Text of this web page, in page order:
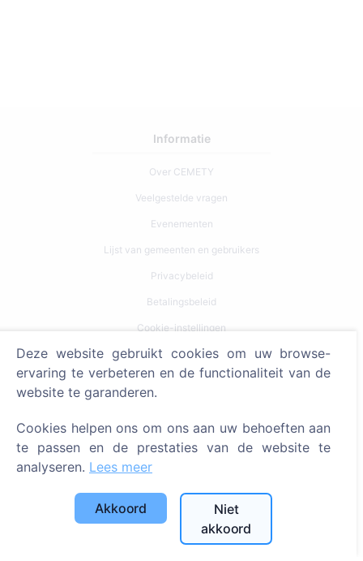
Informatie
Over CEMETY
Veelgestelde vragen
Evenementen
Lijst van gemeenten en gebruikers
Privacybeleid
Betalingsbeleid
Cookie-instellingen
Zoeken
Zoeken naar overledenen
Zoeken naar begraafplaatsen
Diensten
Contacten
SIA "CEMETY", LV40103618951
Deze website gebruikt cookies om uw browse-
ervaring te verbeteren en de functionaliteit van de
website te garanderen.
Cookies helpen ons om ons aan uw behoeften aan
te passen en de prestaties van de website te
analyseren. Lees meer
Akkoord
Niet
akkoord